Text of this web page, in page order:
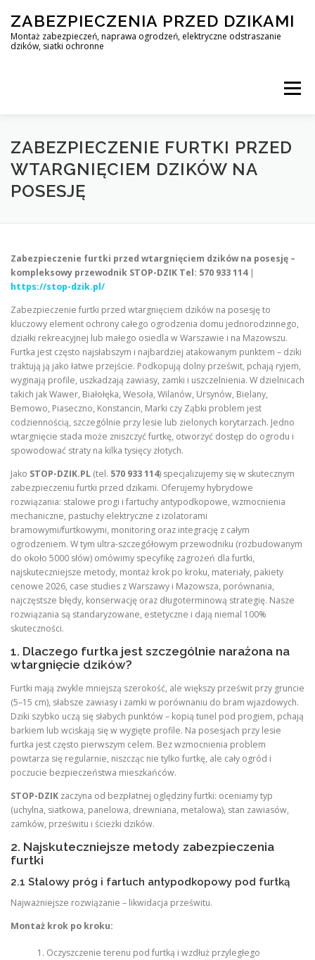
content
ZABEZPIECZENIA PRZED DZIKAMI
Montaż zabezpieczeń, naprawa ogrodzeń, elektryczne odstraszanie
dzików, siatki ochronne
Menu
STOP DZIK
PROFESJONALNA OCHRONA PRZED DZIKAMI • WARSZAWA
ZABEZPIECZENIE FURTKI PRZED
WTARGNIĘCIEM DZIKÓW NA
POSESJĘ
Zabezpieczenie furtki przed wtargnięciem dzików na posesję –
kompleksowy przewodnik STOP-DZIK Tel: 570 933 114|
https://stop-dzik.pl/
Zabezpieczenie furtki przed wtargnięciem dzików na posesję to
kluczowy element ochrony całego ogrodzenia domu jednorodzinnego,
działki rekreacyjnej lub małego osiedla w Warszawie i na Mazowszu.
Furtka jest często najsłabszym i najbardziej atakowanym punktem – dziki
traktują ją jako łatwe przejście. Podkopują dolny prześwit, pchają ryjem,
wyginają profile, uszkadzają zawiasy, zamki i uszczelnienia. W dzielnicach
takich jak Wawer, Białołęka, Wesoła, Wilanów, Ursynów, Bielany,
Bemowo, Piaseczno, Konstancin, Marki czy Ząbki problem jest
codziennością, szczególnie przy lesie lub zielonych korytarzach. Jedno
wtargnięcie stada może zniszczyć furtkę, otworzyć dostęp do ogrodu i
spowodować straty na kilka tysięcy złotych.
Jako STOP-DZIK.PL (tel. 570 933 114) specjalizujemy się w skutecznym
zabezpieczeniu furtki przed dzikami. Oferujemy hybrydowe
rozwiązania: stalowe progi i fartuchy antypodkopowe, wzmocnienia
mechaniczne, pastuchy elektryczne z izolatorami
bramowymi/furtkowymi, monitoring oraz integrację z całym
ogrodzeniem. W tym ultra-szczegółowym przewodniku (rozbudowanym
do około 5000 słów) omówimy specyfikę zagrożeń dla furtki,
najskuteczniejsze metody, montaż krok po kroku, materiały, pakiety
cenowe 2026, case studies z Warszawy i Mazowsza, porównania,
najczęstsze błędy, konserwację oraz długoterminową strategię. Nasze
rozwiązania są standaryzowane, estetyczne i dają niemal 100%
skuteczności.
1. Dlaczego furtka jest szczególnie narażona na
wtargnięcie dzików?
Furtki mają zwykle mniejszą szerokość, ale większy prześwit przy gruncie
(5–15 cm), słabsze zawiasy i zamki w porównaniu do bram wjazdowych.
Dziki szybko uczą się słabych punktów – kopią tunel pod progiem, pchają
barkiem lub wciskają się w wygięte profile. Na posesjach przy lesie
furtka jest często pierwszym celem. Bez wzmocnienia problem
powtarza się regularnie, niszcząc nie tylko furtkę, ale cały ogród i
poczucie bezpieczeństwa mieszkańców.
STOP-DZIK zaczyna od bezpłatnej oględziny furtki: oceniamy typ
(uchylna, siatkowa, panelowa, drewniana, metalowa), stan zawiasów,
zamków, prześwitu i ścieżki dzików.
2. Najskuteczniejsze metody zabezpieczenia
furtki
2.1 Stalowy próg i fartuch antypodkopowy pod furtką
Najważniejsze rozwiązanie – likwidacja prześwitu.
Montaż krok po kroku:
Oczyszczenie terenu pod furtką i wzdłuż przyległego